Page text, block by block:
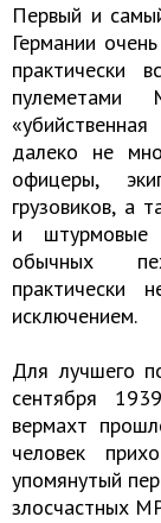
Первый и
Германии
практически
далеко не
офицеры,
грузовиков, а
и штурмовые
обычных
исключением.
Для лучшего
сентября
вермахт
человек
упомянутый
злосчастных